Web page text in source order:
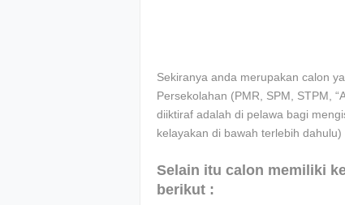
Sekiranya anda merupakan calon
Persekolahan (PMR, SPM, STPM,
diiktiraf adalah di pelawa bagi
kelayakan di bawah terlebih dahulu)
Selain itu calon memiliki
berikut :